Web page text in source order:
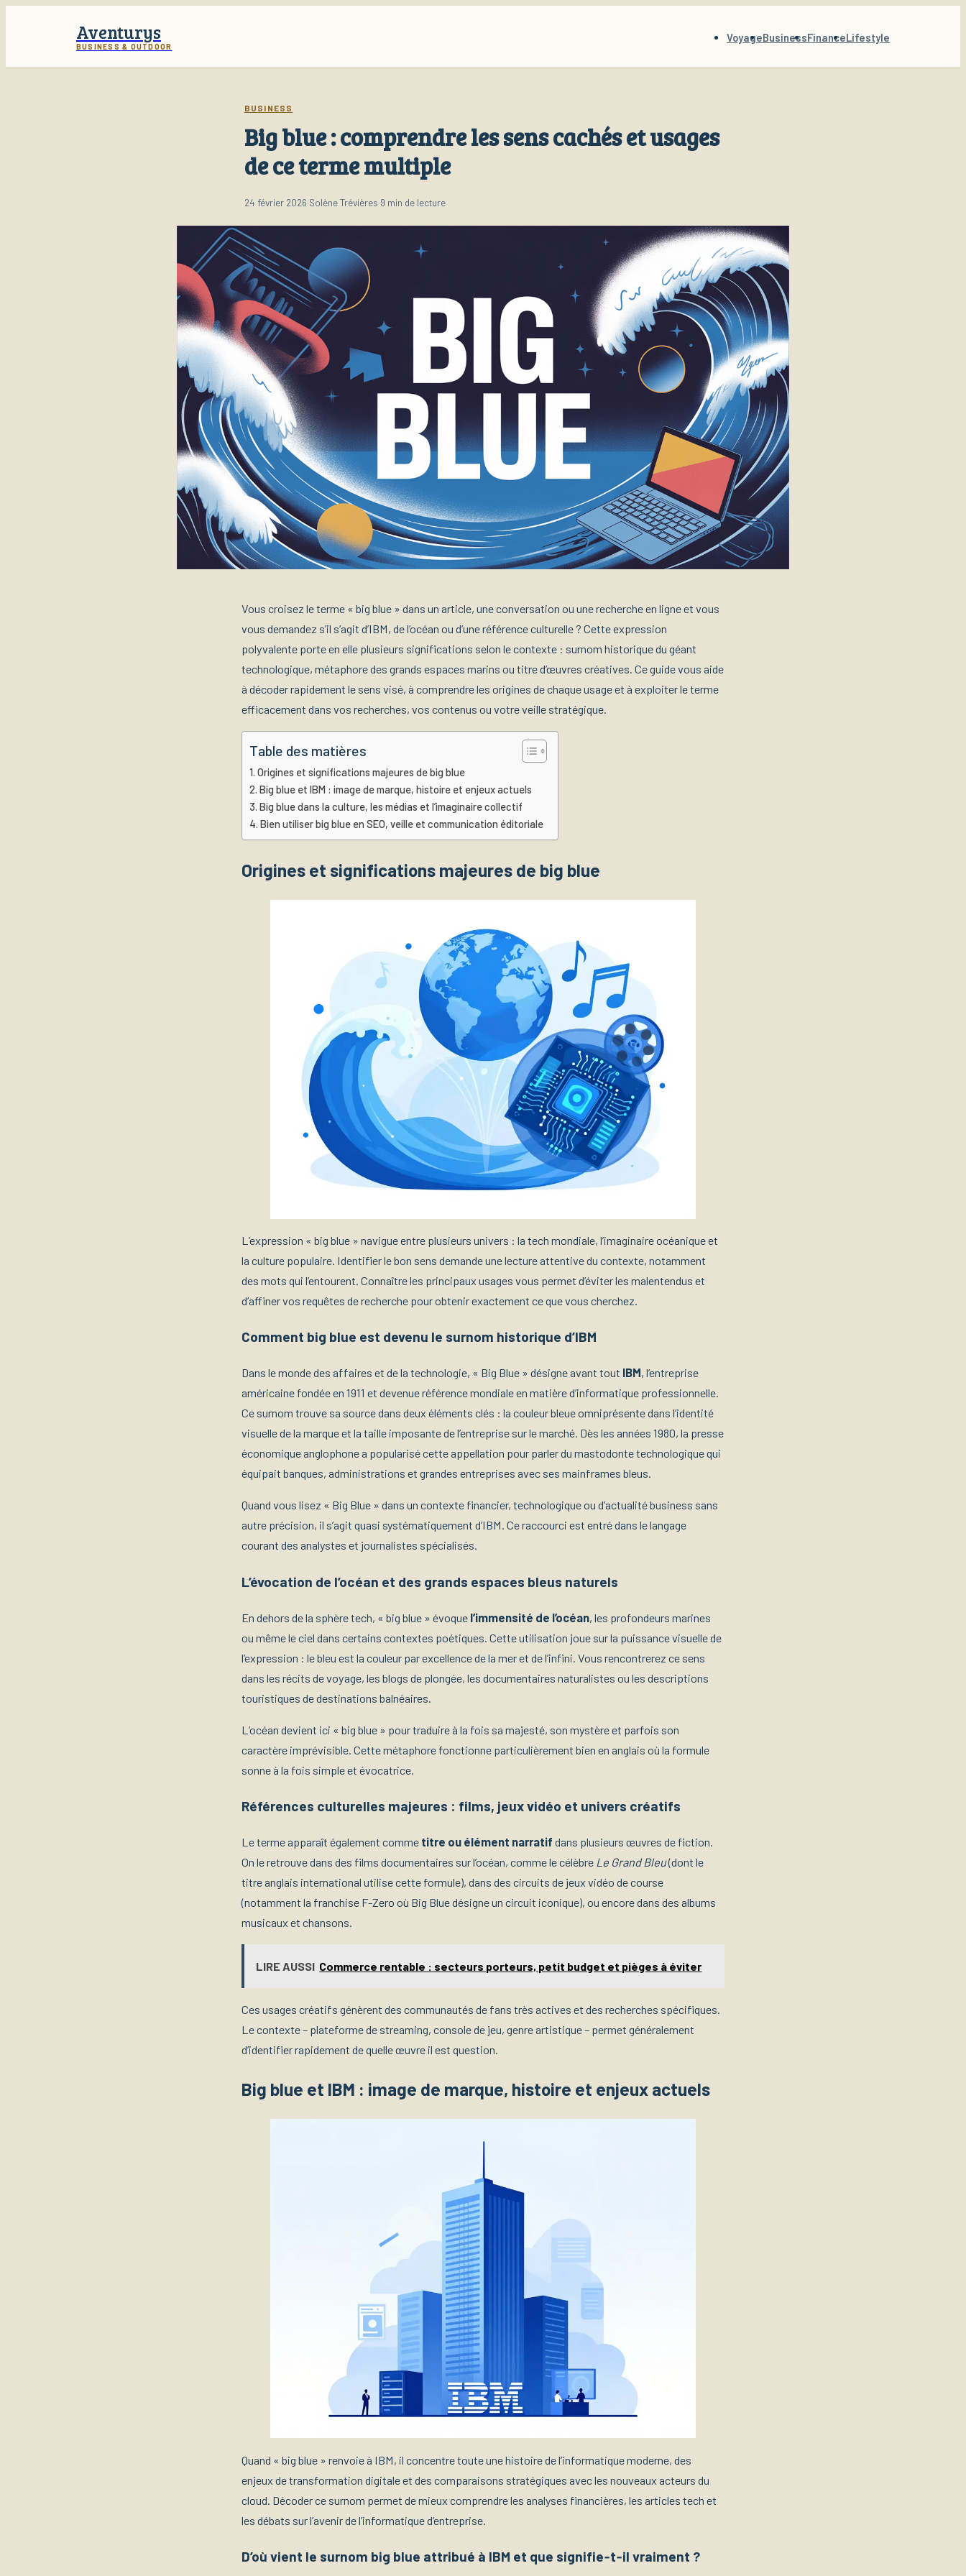
Aventurys
BUSINESS & OUTDOOR
VoyageBusinessFinanceLifestyle
BUSINESS
Big blue : comprendre les sens cachés et usages
de ce terme multiple
24 février 2026·Solène Trévières·9 min de lecture
Vous croisez le terme « big blue » dans un article, une conversation ou une recherche en ligne et vous
vous demandez s’il s’agit d’IBM, de l’océan ou d’une référence culturelle ? Cette expression
polyvalente porte en elle plusieurs significations selon le contexte : surnom historique du géant
technologique, métaphore des grands espaces marins ou titre d’œuvres créatives. Ce guide vous aide
à décoder rapidement le sens visé, à comprendre les origines de chaque usage et à exploiter le terme
efficacement dans vos recherches, vos contenus ou votre veille stratégique.
Table des matières
Origines et significations majeures de big blue
Big blue et IBM : image de marque, histoire et enjeux actuels
Big blue dans la culture, les médias et l’imaginaire collectif
Bien utiliser big blue en SEO, veille et communication éditoriale
Origines et significations majeures de big blue
L’expression « big blue » navigue entre plusieurs univers : la tech mondiale, l’imaginaire océanique et
la culture populaire. Identifier le bon sens demande une lecture attentive du contexte, notamment
des mots qui l’entourent. Connaître les principaux usages vous permet d’éviter les malentendus et
d’affiner vos requêtes de recherche pour obtenir exactement ce que vous cherchez.
Comment big blue est devenu le surnom historique d’IBM
Dans le monde des affaires et de la technologie, « Big Blue » désigne avant tout IBM, l’entreprise
américaine fondée en 1911 et devenue référence mondiale en matière d’informatique professionnelle.
Ce surnom trouve sa source dans deux éléments clés : la couleur bleue omniprésente dans l’identité
visuelle de la marque et la taille imposante de l’entreprise sur le marché. Dès les années 1980, la presse
économique anglophone a popularisé cette appellation pour parler du mastodonte technologique qui
équipait banques, administrations et grandes entreprises avec ses mainframes bleus.
Quand vous lisez « Big Blue » dans un contexte financier, technologique ou d’actualité business sans
autre précision, il s’agit quasi systématiquement d’IBM. Ce raccourci est entré dans le langage
courant des analystes et journalistes spécialisés.
L’évocation de l’océan et des grands espaces bleus naturels
En dehors de la sphère tech, « big blue » évoque l’immensité de l’océan, les profondeurs marines
ou même le ciel dans certains contextes poétiques. Cette utilisation joue sur la puissance visuelle de
l’expression : le bleu est la couleur par excellence de la mer et de l’infini. Vous rencontrerez ce sens
dans les récits de voyage, les blogs de plongée, les documentaires naturalistes ou les descriptions
touristiques de destinations balnéaires.
L’océan devient ici « big blue » pour traduire à la fois sa majesté, son mystère et parfois son
caractère imprévisible. Cette métaphore fonctionne particulièrement bien en anglais où la formule
sonne à la fois simple et évocatrice.
Références culturelles majeures : films, jeux vidéo et univers créatifs
Le terme apparaît également comme titre ou élément narratif dans plusieurs œuvres de fiction.
On le retrouve dans des films documentaires sur l’océan, comme le célèbre Le Grand Bleu(dont le
titre anglais international utilise cette formule), dans des circuits de jeux vidéo de course
(notamment la franchise F-Zero où Big Blue désigne un circuit iconique), ou encore dans des albums
musicaux et chansons.
LIRE AUSSI Commerce rentable : secteurs porteurs, petit budget et pièges à éviter
Ces usages créatifs génèrent des communautés de fans très actives et des recherches spécifiques.
Le contexte – plateforme de streaming, console de jeu, genre artistique – permet généralement
d’identifier rapidement de quelle œuvre il est question.
Big blue et IBM : image de marque, histoire et enjeux actuels
Quand « big blue » renvoie à IBM, il concentre toute une histoire de l’informatique moderne, des
enjeux de transformation digitale et des comparaisons stratégiques avec les nouveaux acteurs du
cloud. Décoder ce surnom permet de mieux comprendre les analyses financières, les articles tech et
les débats sur l’avenir de l’informatique d’entreprise.
D’où vient le surnom big blue attribué à IBM et que signifie‑t‑il vraiment ?